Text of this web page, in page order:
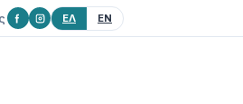
ΕΛ EN